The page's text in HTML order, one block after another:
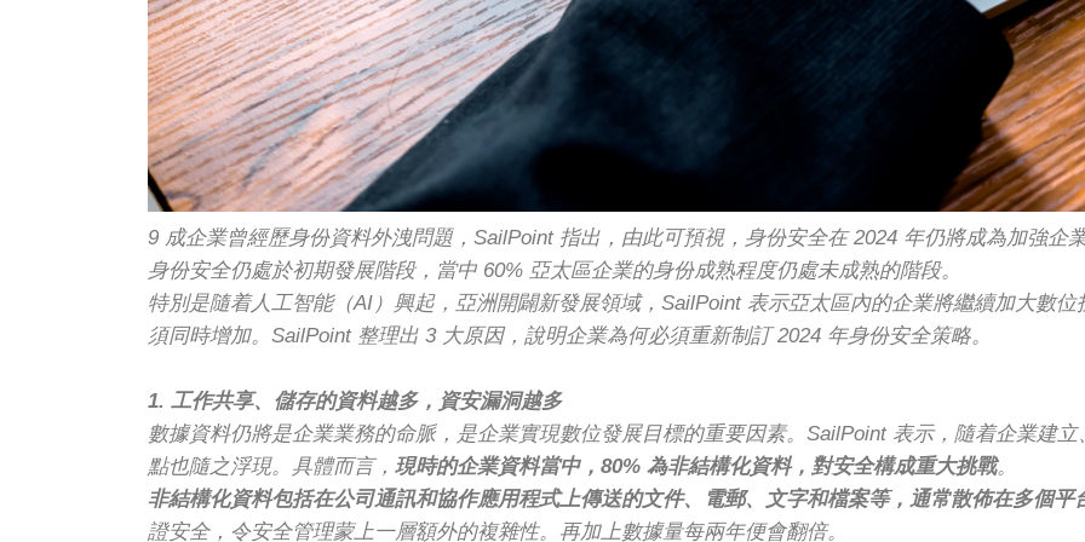
9 成企業曾經歷身份資料外洩問題，SailPoint 指出，由此可預視，身份安全在 2024 年仍將成為加強企
身份安全仍處於初期發展階段，當中 60% 亞太區企業的身份成熟程度仍處未成熟的階段。
特別是隨着人工智能（AI）興起，亞洲開闢新發展領域，SailPoint 表示亞太區內的企業將繼續加大數
須同時增加。SailPoint 整理出 3 大原因，說明企業為何必須重新制訂 2024 年身份安全策略。
1. 工作共享、儲存的資料越多，資安漏洞越多
數據資料仍將是企業業務的命脈，是企業實現數位發展目標的重要因素。SailPoint 表示，隨着企業建
點也隨之浮現。具體而言， 現時的企業資料當中，80% 為非結構化資料，對安全構成重大挑戰。
非結構化資料包括在公司通訊和協作應用程式上傳送的文件、電郵、文字和檔案等，通常散佈在多個平
證安全，令安全管理蒙上一層額外的複雜性。再加上數據量每兩年便會翻倍。